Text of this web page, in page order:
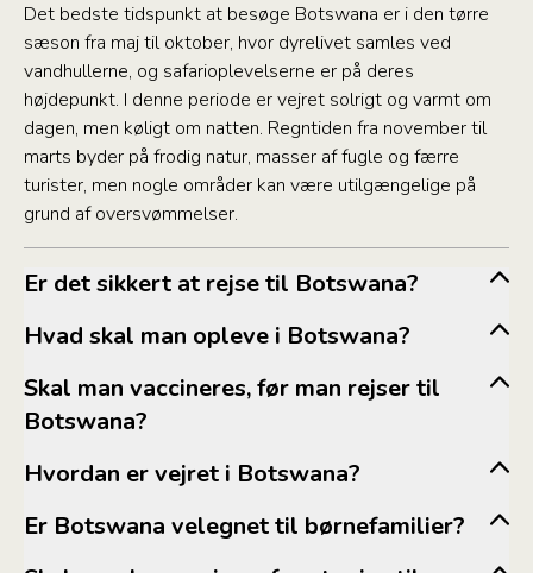
Det bedste tidspunkt at besøge Botswana er i den tørre
sæson fra maj til oktober, hvor dyrelivet samles ved
vandhullerne, og safarioplevelserne er på deres
højdepunkt. I denne periode er vejret solrigt og varmt om
dagen, men køligt om natten. Regntiden fra november til
marts byder på frodig natur, masser af fugle og færre
turister, men nogle områder kan være utilgængelige på
grund af oversvømmelser.
Er det sikkert at rejse til Botswana?
Hvad skal man opleve i Botswana?
Skal man vaccineres, før man rejser til
Botswana?
www.sikkerrejse.dk www.ssi.dk
Hvordan er vejret i Botswana?
Er Botswana velegnet til børnefamilier?